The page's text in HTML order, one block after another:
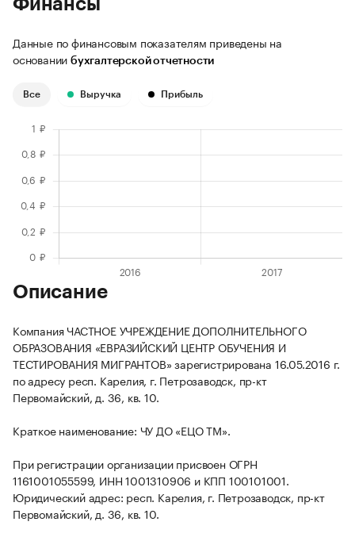
Финансы
Данные по финансовым показателям приведены на
основании бухгалтерской отчетности
Все Выручка Прибыль
Описание
Компания ЧАСТНОЕ УЧРЕЖДЕНИЕ ДОПОЛНИТЕЛЬНОГО
ОБРАЗОВАНИЯ «ЕВРАЗИЙСКИЙ ЦЕНТР ОБУЧЕНИЯ И
ТЕСТИРОВАНИЯ МИГРАНТОВ» зарегистрирована 16.05.2016 г.
по адресу респ. Карелия, г. Петрозаводск, пр-кт
Первомайский, д. 36, кв. 10.
Краткое наименование: ЧУ ДО «ЕЦО ТМ».
При регистрации организации присвоен ОГРН
1161001055599, ИНН 1001310906 и КПП 100101001.
Юридический адрес: респ. Карелия, г. Петрозаводск, пр-кт
Первомайский, д. 36, кв. 10.